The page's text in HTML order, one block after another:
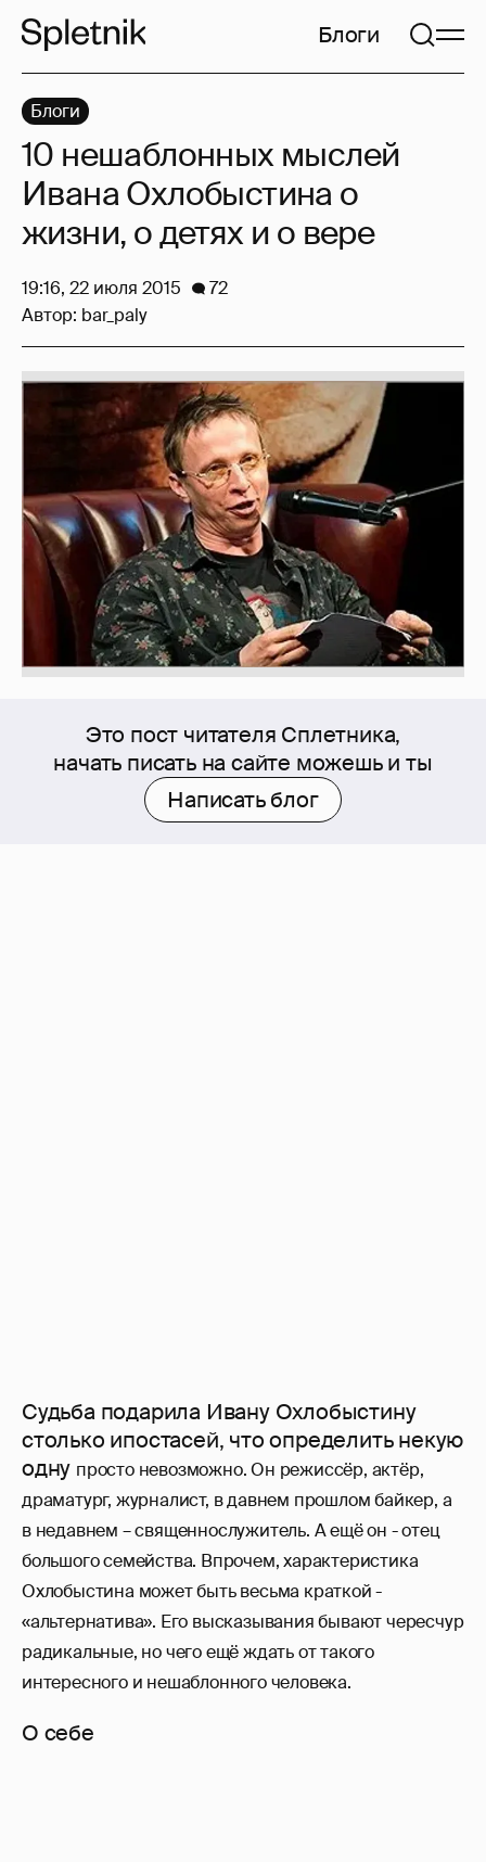
Блоги
Это пост читателя Сплетника,
начать писать на сайте можешь и ты
Написать блог
Судьба подарила Ивану Охлобыстину
столько ипостасей, что определить некую
одну просто невозможно. Он режиссёр, актёр,
драматург, журналист, в давнем прошлом байкер, а
в недавнем – священнослужитель. А ещё он - отец
большого семейства. Впрочем, характеристика
Охлобыстина может быть весьма краткой -
«альтернатива». Его высказывания бывают чересчур
радикальные, но чего ещё ждать от такого
интересного и нешаблонного человека.
О себе
Блоги
10 нешаблонных мыслей
Ивана Охлобыстина о
жизни, о детях и о вере
19:16, 22 июля 2015
72
Автор: bar_paly